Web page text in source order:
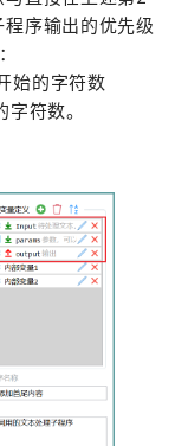
序输出的优先级
始的字符数
字符数。